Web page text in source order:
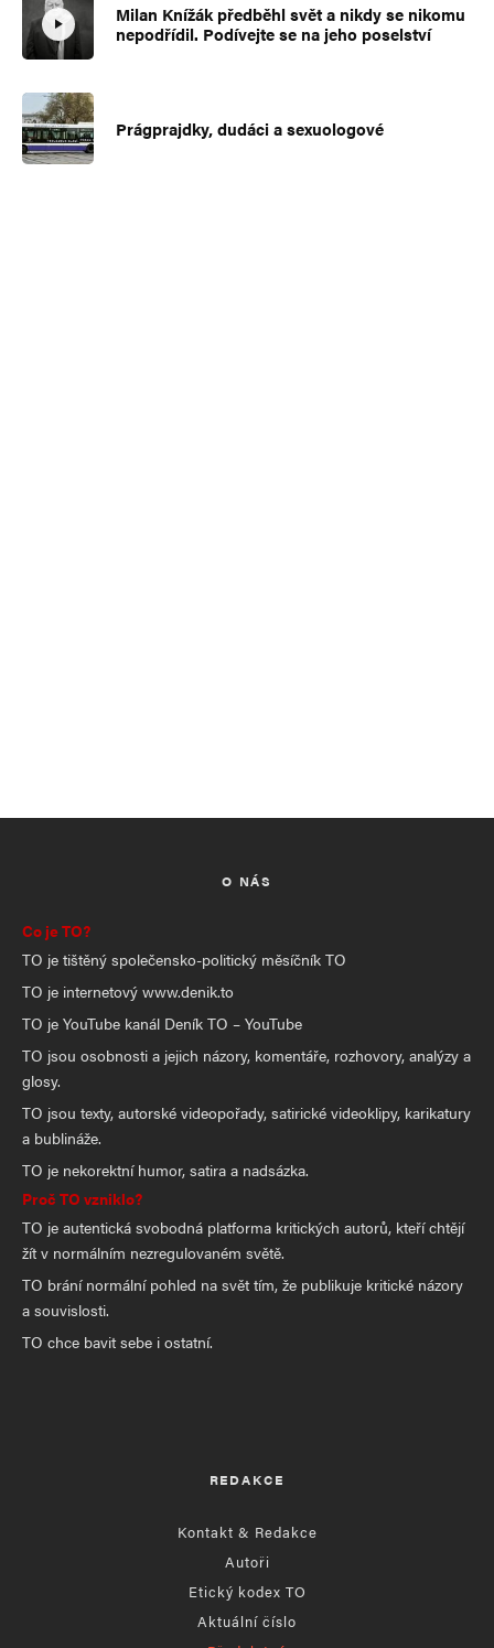
Milan Knížák předběhl svět a nikdy se nikomu
nepodřídil. Podívejte se na jeho poselství
Prágprajdky, dudáci a sexuologové
O NÁS
Co je TO?
TO je tištěný společensko-politický měsíčník TO
TO je internetový www.denik.to
TO je YouTube kanál Deník TO – YouTube
TO jsou osobnosti a jejich názory, komentáře, rozhovory, analýzy a
glosy.
TO jsou texty, autorské videopořady, satirické videoklipy, karikatury
a bublináže.
TO je nekorektní humor, satira a nadsázka.
Proč TO vzniklo?
TO je autentická svobodná platforma kritických autorů, kteří chtějí
žít v normálním nezregulovaném světě.
TO brání normální pohled na svět tím, že publikuje kritické názory
a souvislosti.
TO chce bavit sebe i ostatní.
REDAKCE
Kontakt & Redakce
Autoři
Etický kodex TO
Aktuální číslo